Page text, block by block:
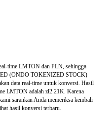
time LMTON dan PLN, sehingga
(ONDO TOKENIZED STOCK)
data real-time untuk konversi. Hasil
LMTON adalah zł2.21K. Karena
sarankan Anda memeriksa kembali
hasil konversi terbaru.